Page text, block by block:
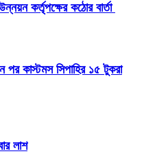
কর্তৃপক্ষের কঠোর বার্তা
পর কাস্টমস সিপাহির ১৫ টুকরা
লাশ